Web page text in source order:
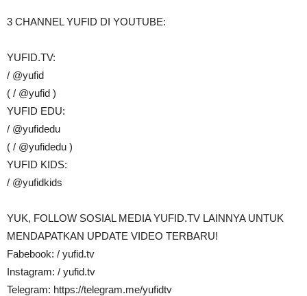
3 CHANNEL YUFID DI YOUTUBE:
YUFID.TV:
/ @yufid
( / @yufid )
YUFID EDU:
/ @yufidedu
( / @yufidedu )
YUFID KIDS:
/ @yufidkids
YUK, FOLLOW SOSIAL MEDIA YUFID.TV LAINNYA UNTUK
MENDAPATKAN UPDATE VIDEO TERBARU!
Fabebook: / yufid.tv
Instagram: / yufid.tv
Telegram: https://telegram.me/yufidtv